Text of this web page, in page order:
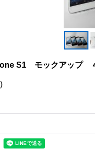
S1 モックアップ